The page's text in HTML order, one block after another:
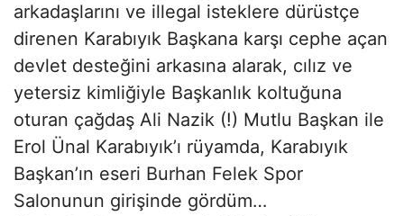
arkadaşlarını ve illegal isteklere dürüstçe
direnen Karabıyık Başkana karşı cephe açan
devlet desteğini arkasına alarak, cılız ve
yetersiz kimliğiyle Başkanlık koltuğuna
oturan çağdaş Ali Nazik (!) Mutlu Başkan ile
Erol Ünal Karabıyık’ı rüyamda, Karabıyık
Başkan’ın eseri Burhan Felek Spor
Salonunun girişinde gördüm…